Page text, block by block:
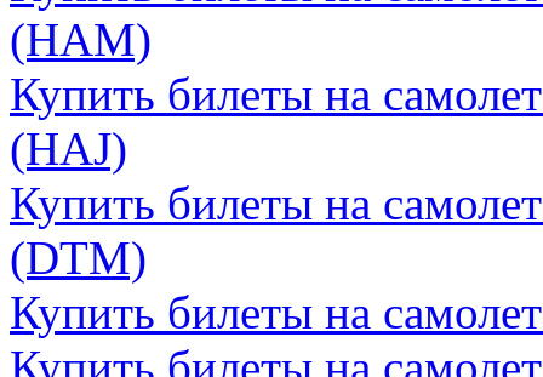
(HAM)
Купить билеты на
(HAJ)
Купить билеты на
(DTM)
Купить билеты на
Купить билеты на